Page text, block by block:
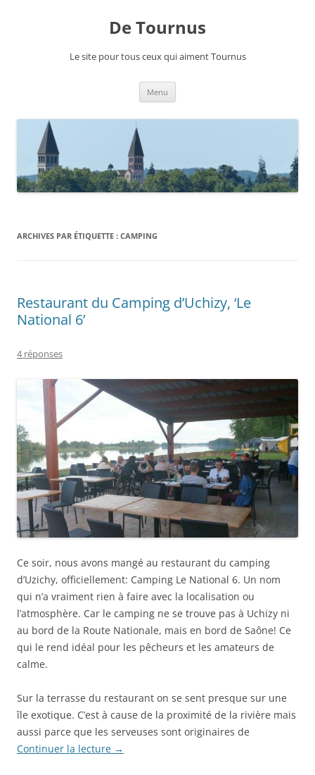
De Tournus
Le site pour tous ceux qui aiment Tournus
Menu
ARCHIVES PAR ÉTIQUETTE : CAMPING
Restaurant du Camping d’Uchizy, ‘Le
National 6’
4 réponses
Ce soir, nous avons mangé au restaurant du camping
d’Uzichy, officiellement: Camping Le National 6. Un nom
qui n’a vraiment rien à faire avec la localisation ou
l’atmosphère. Car le camping ne se trouve pas à Uchizy ni
au bord de la Route Nationale, mais en bord de Saône! Ce
qui le rend idéal pour les pêcheurs et les amateurs de
calme.
Sur la terrasse du restaurant on se sent presque sur une
île exotique. C’est à cause de la proximité de la rivière mais
aussi parce que les serveuses sont originaires de
Continuer la lecture →